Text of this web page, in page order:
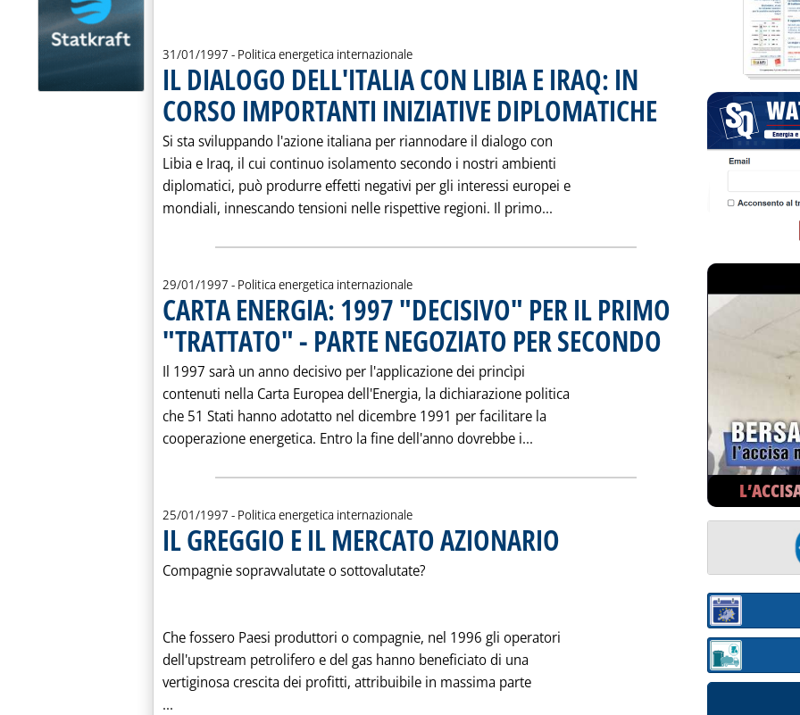
31/01/1997 - Politica energetica internazionale
IL DIALOGO DELL'ITALIA CON LIBIA E IRAQ: IN
CORSO IMPORTANTI INIZIATIVE DIPLOMATICHE . Pubblicata venerdì 31 gennaio
Si sta sviluppando l'azione italiana per riannodare il dialogo con
Libia e Iraq, il cui continuo isolamento secondo i nostri ambienti
diplomatici, può produrre effetti negativi per gli interessi europei e
mondiali, innescando tensioni nelle rispettive regioni. Il primo... Leggi tutta la notizia: 'IL DIALOGO
29/01/1997 - Politica energetica internazionale
CARTA ENERGIA: 1997 "DECISIVO" PER IL PRIMO
"TRATTATO" - PARTE NEGOZIATO PER SECONDO . Pubblicata mercoledì 29
Il 1997 sarà un anno decisivo per l'applicazione dei princìpi
contenuti nella Carta Europea dell'Energia, la dichiarazione politica
che 51 Stati hanno adotatto nel dicembre 1991 per facilitare la
cooperazione energetica. Entro la fine dell'anno dovrebbe i... Leggi tutta la notizia: 'CARTA ENERGIA:
25/01/1997 - Politica energetica internazionale
IL GREGGIO E IL MERCATO AZIONARIO
Compagnie sopravvalutate o sottovalutate?
Che fossero Paesi produttori o compagnie, nel 1996 gli operatori
dell'upstream petrolifero e del gas hanno beneficiato di una
vertiginosa crescita dei profitti, attribuibile in massima parte
...
Sezione:
Sezione: